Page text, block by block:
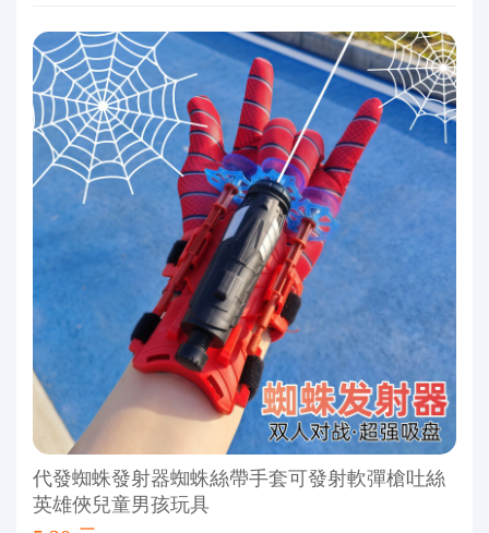
代發蜘蛛發射器蜘蛛絲帶手套可發射軟彈槍吐絲
英雄俠兒童男孩玩具